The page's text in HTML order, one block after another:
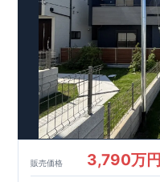
でなく、現場の施工状況
す。
【充実のアフターサ
販売価格 3,790万